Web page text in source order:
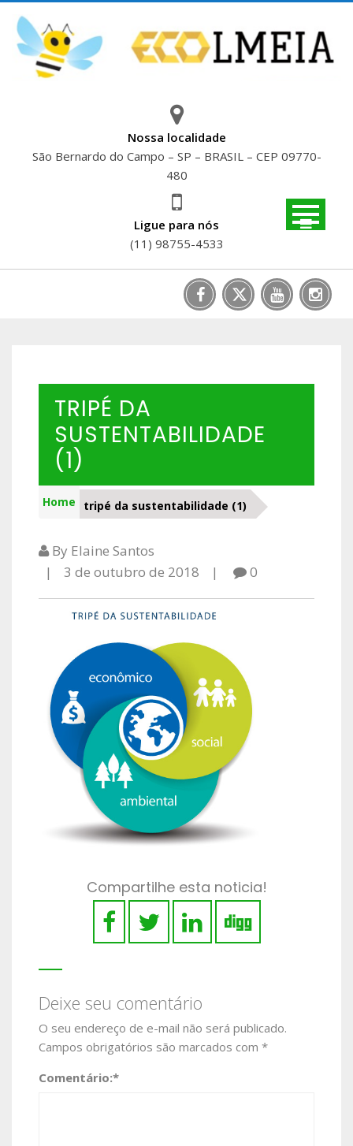
content
Nossa localidade
São Bernardo do Campo – SP – BRASIL – CEP 09770-
480
Ligue para nós
(11) 98755-4533
TRIPÉ DA
SUSTENTABILIDADE
(1)
Home tripé da sustentabilidade (1)
By Elaine Santos
3 de outubro de 2018
0
Compartilhe esta noticia!
Deixe seu comentário
O seu endereço de e-mail não será publicado.
Campos obrigatórios são marcados com *
Comentário:*